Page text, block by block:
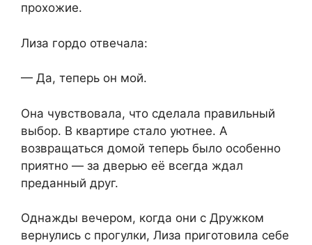
прохожие.
Лиза гордо отвечала:
— Да, теперь он мой.
Она чувствовала, что сделала правильный
выбор. В квартире стало уютнее. А
возвращаться домой теперь ⁨было особенно
приятно — за дверью её всегда ждал
преданный друг.
Однажды вечером, когда они с Дружком
вернулись с прогулки, Лиза приготовила себе